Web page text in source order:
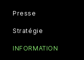
Presse
Stratégie
INFORMATION